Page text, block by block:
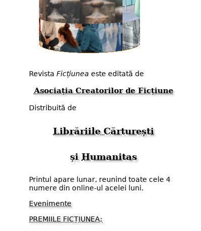
Revista Ficțiunea este editată de
Asociația Creatorilor de Ficțiune
Distribuită de
Librăriile Cărturești
șiHumanitas
Printul apare lunar, reunind toate cele 4
numere din online-ul acelei luni.
Evenimente
PREMIILE FICȚIUNEA;